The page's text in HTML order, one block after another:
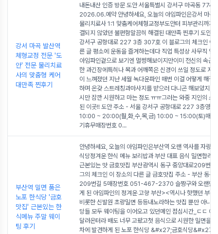
강서 마곡 발산역
체형교정 전문 '도
안' 전문 물리치료
사의 맞춤형 케어
대만족 찐후기
내돈내산 인증 방문 도안 서울특별시 강서구 마곡동 774-
2026.06.예약 안녕하세요, 오늘의 아임파인은강서 마곡
물리치료사 1:1 맞춤케어체형교정부도안터 피부관리까지
결되지 않았던 불편함말끔히 해결된 대만족 찐후기 도안
강서구 공항대로 227 3층 307호 이 블로그의 체크인 이
른 글 평소에 운동을 즐겨하는데다 직업 특성상 사무직 업
아임파인겉으로 보기엔 멀쩡해보이지만이미 전신의 속근
한 과긴장에특히나 목과 어깨쪽은 신경이 쓰일 정도로 지
이 느껴졌던 지난 세월 녹다운파인 매번 이걸 어떻게 해결
하며 온갖 스트레칭과마사지를 받으러 다니곤 해보았지만
시만 잠깐 시원하고 마는 정도 ㅠㅠ그러는 와중 지인의 소
된 이곳!! 도안 주소 - 서울 강서구 공항대로 227 3층영업
10:00 ~ 20:00(훨,화,수,목,금) 10:00 ~ 15:00(토)매주
기휴무매장번호 0...
부산역 밀면 품은
노포 한식당 '금호
맛집' 근본있는 한
식메뉴 주말 웨이
팅 후기
안녕하세요, 오늘의 아임파인은부산역 오랜 역사를 자랑
식당정겨운 한식 메뉴 보리밥과 부산 대표 음식 밀면합리
근본있는 맛 금호맛집 부산광역시 동구 중앙대로209번길
그의 체크인 이 장소의 다른 글 금호맛집 주소 - 부산 동구
209번길 5매장번호 051-467-2370 슬짱구와 오랜만
게 된 아임파인의 정겨운 고향 부산><역시나 핫했던 부산
비롯한 신발원 초량밀면 등등내노라하는 맛집 뿐만 아니
당들 모두 웨이팅을 이어오고 있던메인 점심시간,,ㄷㄷ 아
달려온터라 배도 너무 고팠고첫 음식으로 시원한 밀면을
차에 발견하게 된 노포 한식당 &#x27;금호식당&#x27;